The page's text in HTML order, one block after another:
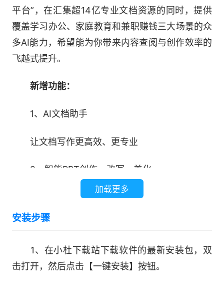
平台”，在汇集超14亿专业文档资源的同时，提供
覆盖学习办公、家庭教育和兼职赚钱三大场景的众
多AI能力，希望能为你带来内容查阅与创作效率的
飞越式提升。
新增功能：
1、AI文档助手
让文档写作更高效、更专业
2、智能PPT创作、改写、美化
大纲自动生成，快速匹配模版
3、文档一应俱全管理更高效
14亿文档，随查随用，实用工具一应俱全
加载更多
安装步骤
1、在小杜下载站下载软件的最新安装包，双
击打开，然后点击【一键安装】按钮。